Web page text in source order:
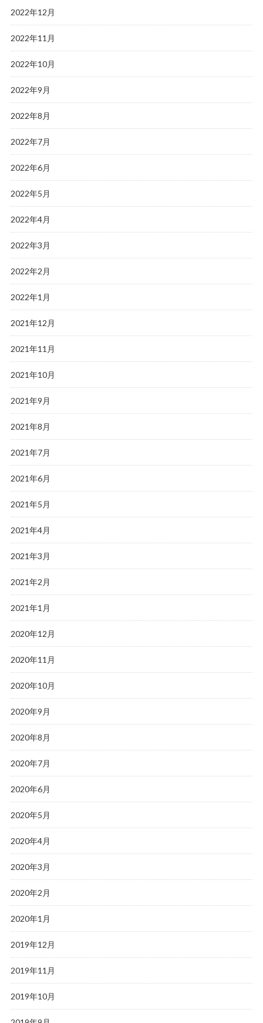
2022年12月
2022年11月
2022年10月
2022年9月
2022年8月
2022年7月
2022年6月
2022年5月
2022年4月
2022年3月
2022年2月
2022年1月
2021年12月
2021年11月
2021年10月
2021年9月
2021年8月
2021年7月
2021年6月
2021年5月
2021年4月
2021年3月
2021年2月
2021年1月
2020年12月
2020年11月
2020年10月
2020年9月
2020年8月
2020年7月
2020年6月
2020年5月
2020年4月
2020年3月
2020年2月
2020年1月
2019年12月
2019年11月
2019年10月